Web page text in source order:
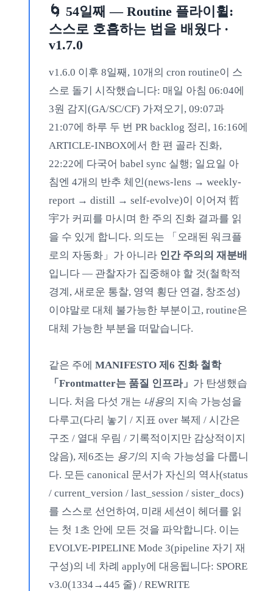
🌀 54일째 — Routine 플라이휠:
스스로 호흡하는 법을 배웠다 ·
v1.7.0
v1.6.0 이후 8일째, 10개의 cron routine이 스
스로 돌기 시작했습니다: 매일 아침 06:04에
3원 감지(GA/SC/CF) 가져오기, 09:07과
21:07에 하루 두 번 PR backlog 정리, 16:16에
ARTICLE-INBOX에서 한 편 골라 진화,
22:22에 다국어 babel sync 실행; 일요일 아
침엔 4개의 반추 체인(news-lens → weekly-
report → distill → self-evolve)이 이어져 哲
宇가 커피를 마시며 한 주의 진화 결과를 읽
을 수 있게 합니다. 의도는 「오래된 워크플
로의 자동화」가 아니라 인간 주의의 재분배
입니다 — 관찰자가 집중해야 할 것(철학적
경계, 새로운 통찰, 영역 횡단 연결, 창조성)
이야말로 대체 불가능한 부분이고, routine은
대체 가능한 부분을 떠맡습니다.
같은 주에 MANIFESTO 제6 진화 철학
「Frontmatter는 품질 인프라」 가 탄생했습
니다. 처음 다섯 개는 내용의 지속 가능성을
다루고(다리 놓기 / 지표 over 복제 / 시간은
구조 / 열대 우림 / 기록적이지만 감상적이지
않음), 제6조는 용기의 지속 가능성을 다룹니
다. 모든 canonical 문서가 자신의 역사(status
/ current_version / last_session / sister_docs)
를 스스로 선언하여, 미래 세션이 헤더를 읽
는 첫 1초 안에 모든 것을 파악합니다. 이는
EVOLVE-PIPELINE Mode 3(pipeline 자기 재
구성)의 네 차례 apply에 대응됩니다: SPORE
v3.0(1334→445 줄) / REWRITE